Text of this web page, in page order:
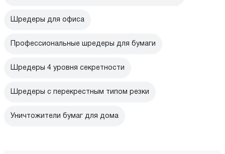
Шредеры для офиса
Профессиональные шредеры для бумаги
Шредеры 4 уровня секретности
Шредеры с перекрестным типом резки
Уничтожители бумаг для дома